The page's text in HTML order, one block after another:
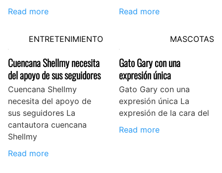
Read more
Read more
ENTRETENIMIENTO
Cuencana Shellmy necesita
del apoyo de sus seguidores
Cuencana Shellmy
necesita del apoyo de
sus seguidores La
cantautora cuencana
Shellmy
Read more
MASCOTAS
Gato Gary con una
expresión única
Gato Gary con una
expresión única La
expresión de la cara del
Read more